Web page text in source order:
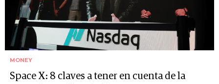
MONEY
Space X: 8 claves a tener en cuenta de la